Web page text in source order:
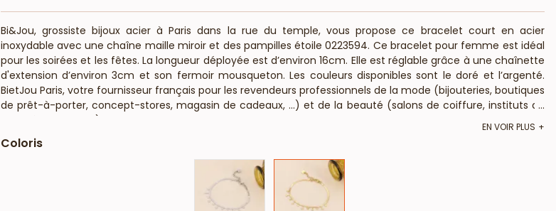
Bi&Jou, grossiste bijoux acier à Paris dans la rue du temple, vous propose ce bracelet court en acier
inoxydable avec une chaîne maille miroir et des pampilles étoile 0223594. Ce bracelet pour femme est idéal
pour les soirées et les fêtes. La longueur déployée est d’environ 16cm. Elle est réglable grâce à une chaînette
d'extension d’environ 3cm et son fermoir mousqueton. Les couleurs disponibles sont le doré et l’argenté.
BietJou Paris, votre fournisseur français pour les revendeurs professionnels de la mode (bijouteries, boutiques
de prêt-à-porter, concept-stores, magasin de cadeaux, …) et de la beauté (salons de coiffure, instituts de
beauté, ongleries,...), vous informe que ce bijou en acier ne contient pas de nickel, plomb ni cadmium et est
anti-allergique (conformément aux lois françaises et européennes).
...
EN VOIR PLUS
Coloris